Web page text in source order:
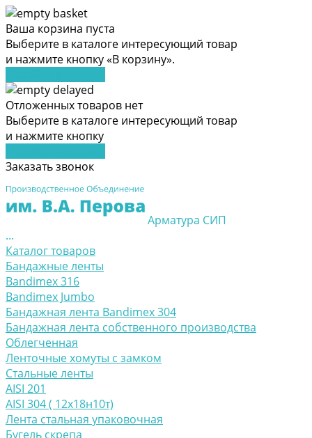
Ваша корзина пуста
Выберите в каталоге интересующий товар
и нажмите кнопку «В корзину».
Отложенных товаров нет
Выберите в каталоге интересующий товар
и нажмите кнопку
Заказать звонок
Арматура СИП
...
Каталог товаров
Бандажные ленты
Bandimex 316
Bandimex Jumbo
Бандажная лента Bandimex 304
Бандажная лента собственного производства
Облегченная
Ленточные хомуты с замком
Стальные ленты
AISI 201
AISI 304 ( 12х18н10т)
Лента стальная упаковочная
Бугель скрепа